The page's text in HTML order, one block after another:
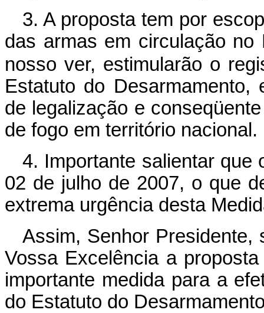
3. A proposta tem por
das armas em circulação
nosso ver, estimularão o
Estatuto do Desarmamento,
de legalização e
de fogo em território nacional.
4. Importante salientar que
02 de julho de 2007, o que
extrema urgência desta
Assim, Senhor Presidente,
Vossa Excelência a
importante medida para a
do Estatuto do